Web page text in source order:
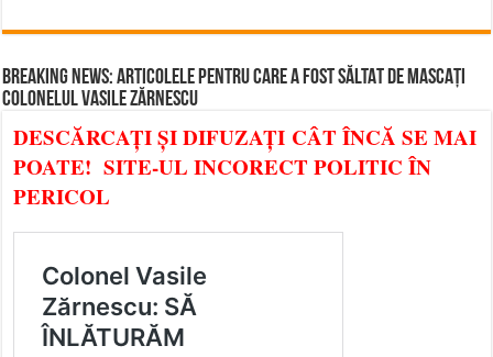
BREAKING NEWS: ARTICOLELE PENTRU CARE A FOST SĂLTAT DE MASCAȚI
COLONELUL VASILE ZĂRNESCU
DESCĂRCAȚI ȘI DIFUZAȚI CÂT ÎNCĂ SE MAI
POATE! SITE-UL INCORECT POLITIC ÎN
PERICOL